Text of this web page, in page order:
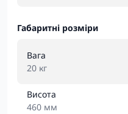
Габаритні розміри
Вага
20 кг
Висота
460 мм